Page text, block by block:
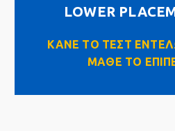
LOWER
ΚΑΝΕ ΤΟ ΤΕΣΤ
ΜΑΘΕ ΤΟ
Click Here